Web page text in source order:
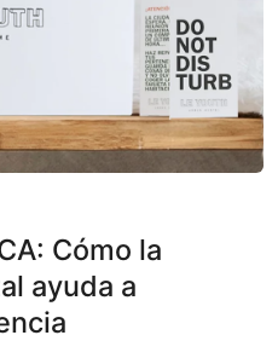
Cómo la
ayuda a